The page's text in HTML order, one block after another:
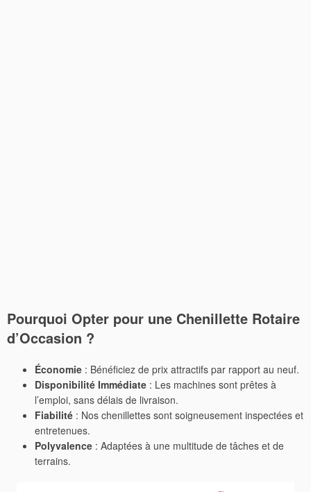
Pourquoi Opter pour une Chenillette Rotaire
d’Occasion ?
Économie : Bénéficiez de prix attractifs par rapport au neuf.
Disponibilité Immédiate : Les machines sont prêtes à
l’emploi, sans délais de livraison.
Fiabilité : Nos chenillettes sont soigneusement inspectées et
entretenues.
Polyvalence : Adaptées à une multitude de tâches et de
terrains.